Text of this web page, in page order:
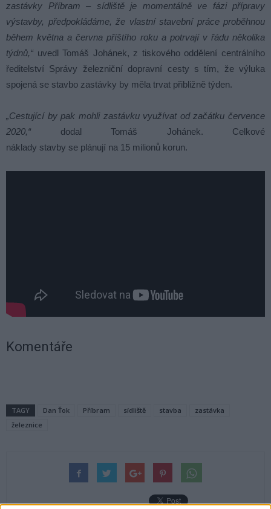
zastávky Příbram – sídliště je momentálně ve fázi přípravy
výstavby, předpokládáme, že vlastní stavební práce proběhnou
během května a června příštího roku a potrvají v řádu několika
týdnů,“ uvedl Tomáš Johánek, z tiskového oddělení centrálního
ředitelství Správy železniční dopravní cesty s tím, že výluka
spojená se stavbo zastávky by měla trvat přibližně týden.
„Cestující by pak mohli zastávku využívat od začátku července
2020,“ dodal Tomáš Johánek. Celkové
náklady stavby se plánují na 15 milionů korun.
Komentáře
TAGY Dan Ťok Příbram sídliště stavba
zastávka
železnice